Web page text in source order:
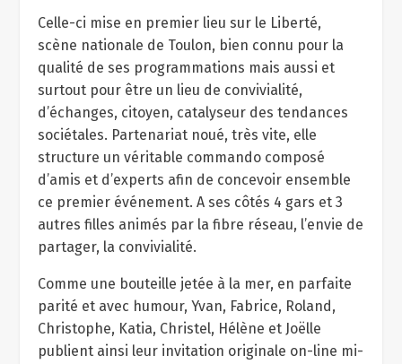
Celle-ci mise en premier lieu sur le Liberté,
scène nationale de Toulon, bien connu pour la
qualité de ses programmations mais aussi et
surtout pour être un lieu de convivialité,
d’échanges, citoyen, catalyseur des tendances
sociétales. Partenariat noué, très vite, elle
structure un véritable commando composé
d’amis et d’experts afin de concevoir ensemble
ce premier événement. A ses côtés 4 gars et 3
autres filles animés par la fibre réseau, l’envie de
partager, la convivialité.
Comme une bouteille jetée à la mer, en parfaite
parité et avec humour, Yvan, Fabrice, Roland,
Christophe, Katia, Christel, Hélène et Joëlle
publient ainsi leur invitation originale on-line mi-